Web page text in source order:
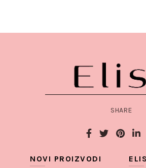
SHARE
NOVI PROIZVODI